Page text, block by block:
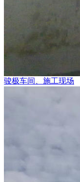
骏极车间、施工现场